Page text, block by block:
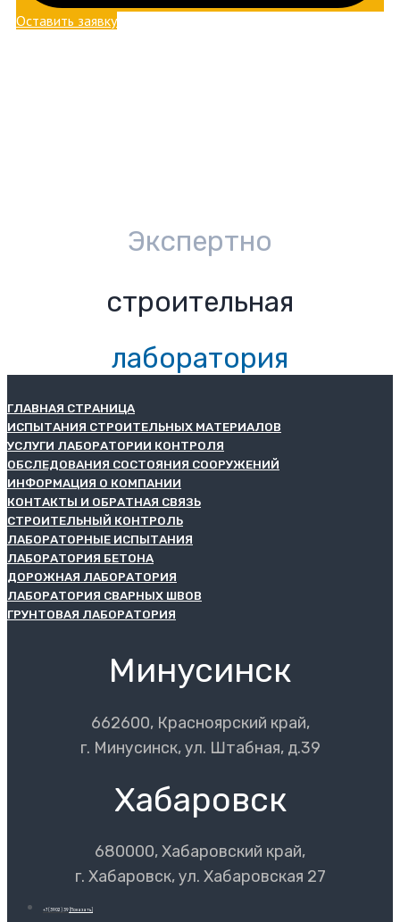
Оставить заявку
Экспертно
строительная
лаборатория
ГЛАВНАЯ СТРАНИЦА
ИСПЫТАНИЯ СТРОИТЕЛЬНЫХ МАТЕРИАЛОВ
УСЛУГИ ЛАБОРАТОРИИ КОНТРОЛЯ
ОБСЛЕДОВАНИЯ СОСТОЯНИЯ СООРУЖЕНИЙ
ИНФОРМАЦИЯ О КОМПАНИИ
КОНТАКТЫ И ОБРАТНАЯ СВЯЗЬ
СТРОИТЕЛЬНЫЙ КОНТРОЛЬ
ЛАБОРАТОРНЫЕ ИСПЫТАНИЯ
ЛАБОРАТОРИЯ БЕТОНА
ДОРОЖНАЯ ЛАБОРАТОРИЯ
ЛАБОРАТОРИЯ СВАРНЫХ ШВОВ
ГРУНТОВАЯ ЛАБОРАТОРИЯ
Минусинск
662600, Красноярский край,
г. Минусинск, ул. Штабная, д.39
Хабаровск
680000, Хабаровский край,
г. Хабаровск, ул. Хабаровская 27
+7 (3902) 39 [Показать]